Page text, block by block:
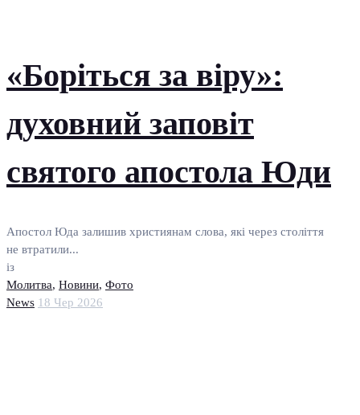
«Боріться за віру»:
духовний заповіт
святого апостола Юди
Апостол Юда залишив християнам слова, які через століття
не втратили...
із
Молитва, Новини, Фото
News 18 Чер 2026